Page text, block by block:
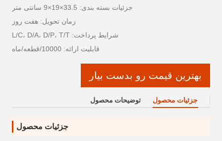
جزئیات بسته بندی: 33.5×19×9 سانتی متر
زمان تحویل: هفت روز
شرایط پرداخت: L/C، D/A، D/P، T/T
قابلیت ارائه: 10000/قطعه/ماه
بهترین قیمت رو بدست بیار
جزئیات محصول توضیحات محصول
جزئیات محصول